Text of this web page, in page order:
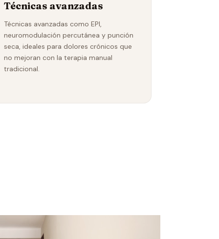
Técnicas avanzadas
Técnicas avanzadas como EPI,
neuromodulación percutánea y punción
seca, ideales para dolores crónicos que
no mejoran con la terapia manual
tradicional.